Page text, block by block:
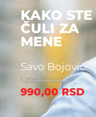
KAKO STE
ČULI ZA
MENE
Savo Bojović
1.298,00RSD
990,00RSD